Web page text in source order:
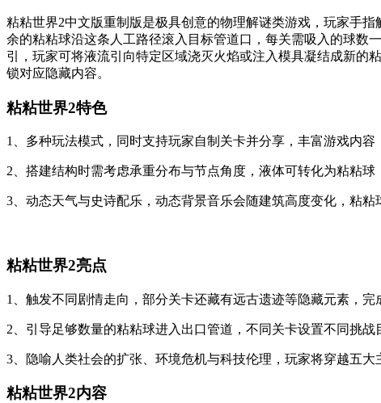
粘粘世界2中文版重制版是极具创意的物理解谜类游戏，玩家手
余的粘粘球沿这条人工路径滚入目标管道口，每关需吸入的球数
引，玩家可将液流引向特定区域浇灭火焰或注入模具凝结成新的
锁对应隐藏内容。
粘粘世界2特色
1、多种玩法模式，同时支持玩家自制关卡并分享，丰富游戏内容
2、搭建结构时需考虑承重分布与节点角度，液体可转化为粘粘球
3、动态天气与史诗配乐，动态背景音乐会随建筑高度变化，粘粘
粘粘世界2亮点
1、触发不同剧情走向，部分关卡还藏有远古遗迹等隐藏元素，完
2、引导足够数量的粘粘球进入出口管道，不同关卡设置不同挑战
3、隐喻人类社会的扩张、环境危机与科技伦理，玩家将穿越五大
粘粘世界2内容